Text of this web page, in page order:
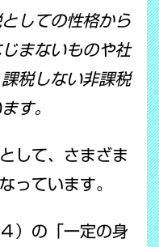
しての性格から
まないものや社
税しない非課税
す。
して、さまざま
っています。
）の「一定の身